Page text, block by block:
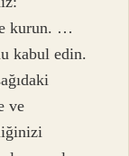
kurun. …
kabul edin.
ve